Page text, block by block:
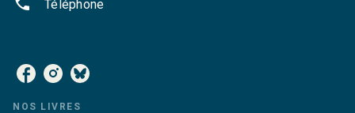
Téléphone
NOS LIVRES